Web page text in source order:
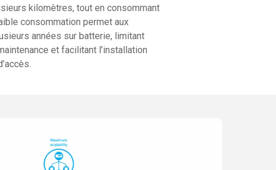
kilomètres, tout en consommant
consommation permet aux
années sur batterie, limitant
et facilitant l’installation